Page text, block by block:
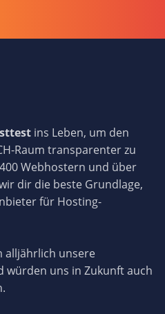
ins Leben, um den
Raum transparenter zu
Webhostern und über
dir die beste Grundlage,
für Hosting-
alljährlich unsere
würden uns in Zukunft auch